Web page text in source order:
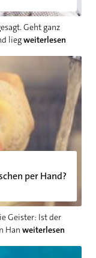
Geht ganz
liegweiterlesen
per Hand?
Geister: Ist der
Han weiterlesen
per Hand? Ein
hilft?